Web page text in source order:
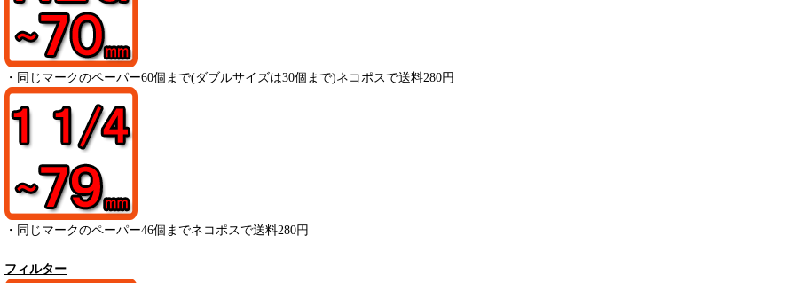
・ 同じマークのペーパー60個まで(ダブルサイズは30個まで)ネコポスで送料280円
・ 同じマークのペーパー46個までネコポスで送料280円
フィルター